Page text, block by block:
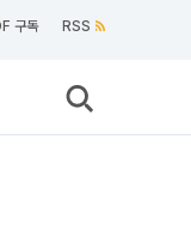
구독 RSS